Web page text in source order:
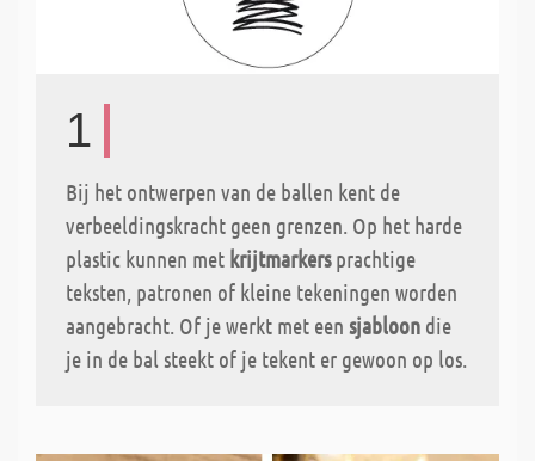
1
Bij het ontwerpen van de ballen kent de
verbeeldingskracht geen grenzen. Op het harde
plastic kunnen met krijtmarkersprachtige
teksten, patronen of kleine tekeningen worden
aangebracht. Of je werkt met een sjabloon die
je in de bal steekt of je tekent er gewoon op los.